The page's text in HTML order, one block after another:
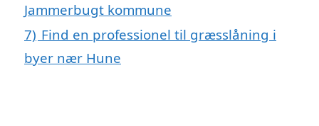
Jammerbugt kommune
7) Find en professionel til græsslåning i
byer nær Hune